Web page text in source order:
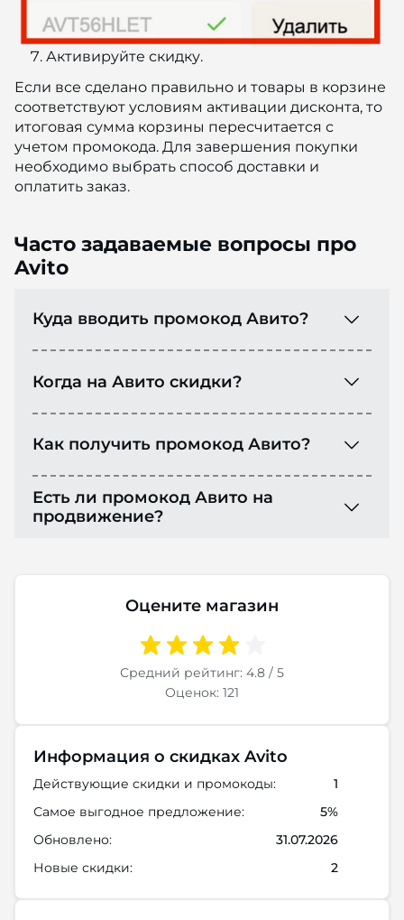
Активируйте скидку.
Если все сделано правильно и товары в корзине
соответствуют условиям активации дисконта, то
итоговая сумма корзины пересчитается с
учетом промокода. Для завершения покупки
необходимо выбрать способ доставки и
оплатить заказ.
Часто задаваемые вопросы про
Avito
Куда вводить промокод Авито?
Когда на Авито скидки?
Как получить промокод Авито?
Есть ли промокод Авито на
продвижение?
Оцените магазин
Средний рейтинг: 4.8 / 5
Оценок: 121
Информация о скидках Avito
Действующие скидки и промокоды:
1
Самое выгодное предложение:
5%
Обновлено:
31.07.2026
Новые скидки:
2